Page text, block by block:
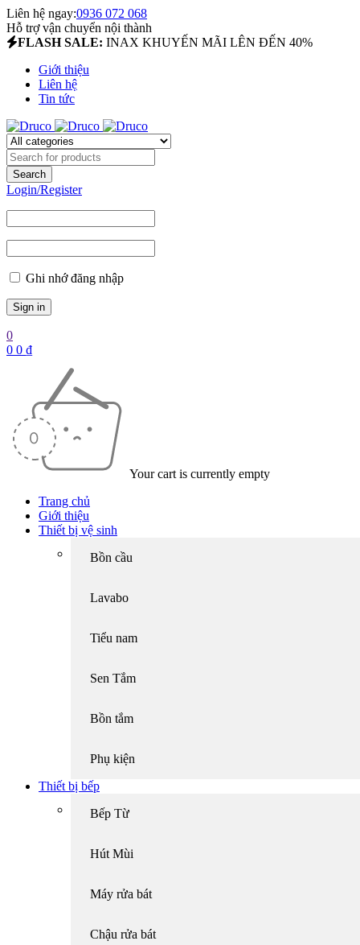
Liên hệ ngay:0936 072 068
Hỗ trợ vận chuyển nội thành
FLASH SALE: INAX KHUYẾN MÃI LÊN ĐẾN 40%
Giới thiệu
Liên hệ
Tin tức
Login/Register
Ghi nhớ đăng nhập
0
0 0 ₫
Your cart is currently empty
Trang chủ
Giới thiệu
Thiết bị vệ sinh
Bồn cầu
Lavabo
Tiểu nam
Sen Tắm
Bồn tắm
Phụ kiện
Thiết bị bếp
Bếp Từ
Hút Mùi
Máy rửa bát
Chậu rửa bát